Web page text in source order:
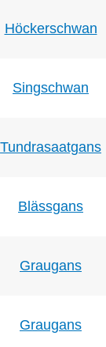
Höckerschwan
Singschwan
Tundrasaatgans
Blässgans
Graugans
Graugans